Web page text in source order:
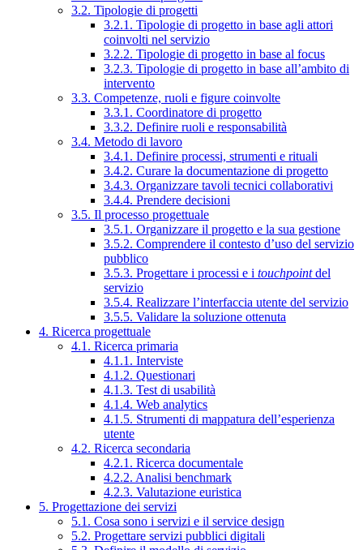
3.2. Tipologie di progetti
3.2.1. Tipologie di progetto in base agli attori
coinvolti nel servizio
3.2.2. Tipologie di progetto in base al focus
3.2.3. Tipologie di progetto in base all’ambito di
intervento
3.3. Competenze, ruoli e figure coinvolte
3.3.1. Coordinatore di progetto
3.3.2. Definire ruoli e responsabilità
3.4. Metodo di lavoro
3.4.1. Definire processi, strumenti e rituali
3.4.2. Curare la documentazione di progetto
3.4.3. Organizzare tavoli tecnici collaborativi
3.4.4. Prendere decisioni
3.5. Il processo progettuale
3.5.1. Organizzare il progetto e la sua gestione
3.5.2. Comprendere il contesto d’uso del servizio
pubblico
3.5.3. Progettare i processi e i touchpointdel
servizio
3.5.4. Realizzare l’interfaccia utente del servizio
3.5.5. Validare la soluzione ottenuta
4. Ricerca progettuale
4.1. Ricerca primaria
4.1.1. Interviste
4.1.2. Questionari
4.1.3. Test di usabilità
4.1.4. Web analytics
4.1.5. Strumenti di mappatura dell’esperienza
utente
4.2. Ricerca secondaria
4.2.1. Ricerca documentale
4.2.2. Analisi benchmark
4.2.3. Valutazione euristica
5. Progettazione dei servizi
5.1. Cosa sono i servizi e il service design
5.2. Progettare servizi pubblici digitali